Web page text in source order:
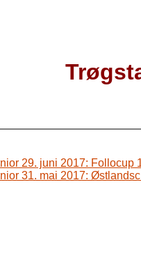
29. juni 2017: Follocup
31. mai 2017: